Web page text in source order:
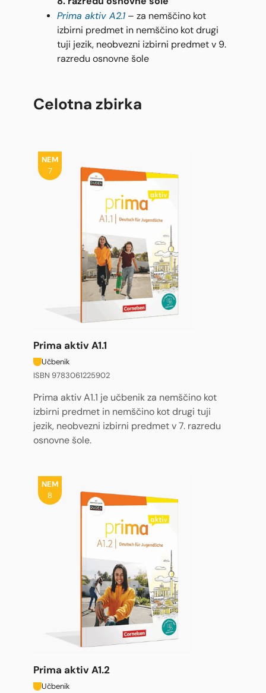
Prima aktiv A2.1 – za nemščino kot
izbirni predmet in nemščino kot drugi
tuji jezik, neobvezni izbirni predmet v 9.
razredu osnovne šole
Celotna zbirka
NEM
7
Prima aktiv A1.1
Učbenik
ISBN 9783061225902
Prima aktiv A1.1 je učbenik za nemščino kot
izbirni predmet in nemščino kot drugi tuji
jezik, neobvezni izbirni predmet v 7. razredu
osnovne šole.
NEM
8
Prima aktiv A1.2
Učbenik